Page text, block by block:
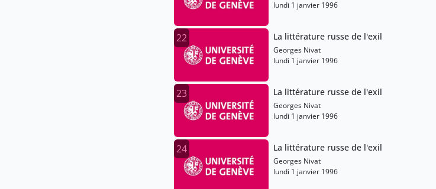
lundi 1 janvier 1996
22 La littérature russe de l'exil
Georges Nivat
lundi 1 janvier 1996
23 La littérature russe de l'exil
Georges Nivat
lundi 1 janvier 1996
24 La littérature russe de l'exil
Georges Nivat
lundi 1 janvier 1996